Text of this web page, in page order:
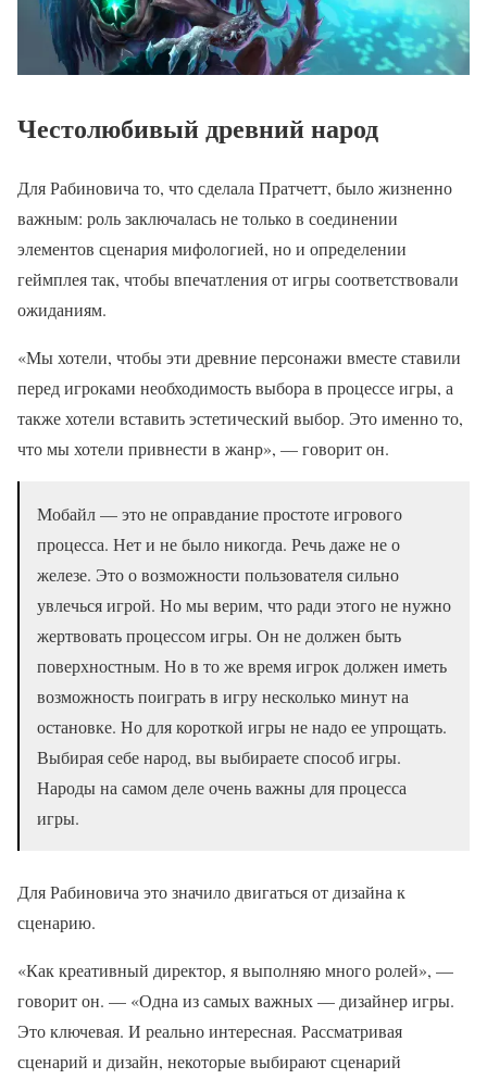
Честолюбивый древний народ
Для Рабиновича то, что сделала Пратчетт, было жизненно
важным: роль заключалась не только в соединении
элементов сценария мифологией, но и определении
геймплея так, чтобы впечатления от игры соответствовали
ожиданиям.
«Мы хотели, чтобы эти древние персонажи вместе ставили
перед игроками необходимость выбора в процессе игры, а
также хотели вставить эстетический выбор. Это именно то,
что мы хотели привнести в жанр», — говорит он.
Мобайл — это не оправдание простоте игрового
процесса. Нет и не было никогда. Речь даже не о
железе. Это о возможности пользователя сильно
увлечься игрой. Но мы верим, что ради этого не нужно
жертвовать процессом игры. Он не должен быть
поверхностным. Но в то же время игрок должен иметь
возможность поиграть в игру несколько минут на
остановке. Но для короткой игры не надо ее упрощать.
Выбирая себе народ, вы выбираете способ игры.
Народы на самом деле очень важны для процесса
игры.
Для Рабиновича это значило двигаться от дизайна к
сценарию.
«Как креативный директор, я выполняю много ролей», —
говорит он. — «Одна из самых важных — дизайнер игры.
Это ключевая. И реально интересная. Рассматривая
сценарий и дизайн, некоторые выбирают сценарий